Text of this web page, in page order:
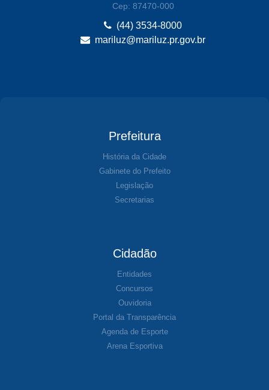
Cep: 87470-000
(44) 3534-8000
mariluz@mariluz.pr.gov.br
Prefeitura
História da Cidade
Gabinete do Prefeito
Legislação
Secretarias
Cidadão
Entidades
Concursos
Ouvidoria
Portal da Transparência
Agenda de Esporte
Arena Esportiva